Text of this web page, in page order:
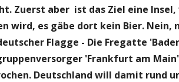
Zuerst aber ist das Ziel eine
wird, es gäbe dort kein Bier. Nein,
Flagge - Die Fregatte
'Frankfurt am
Deutschland will damit rund